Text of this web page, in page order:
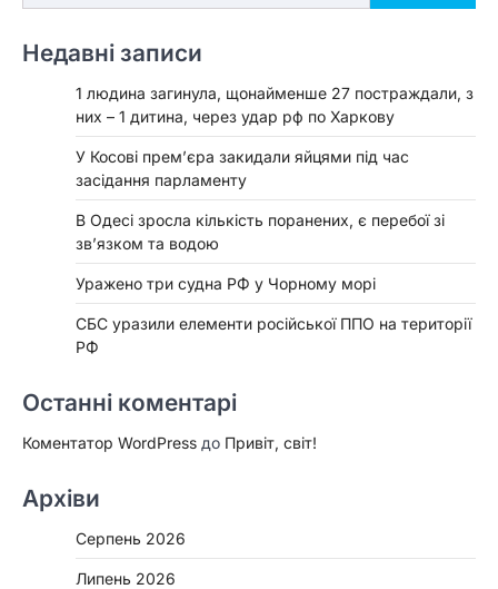
Недавні записи
1 людина загинула, щонайменше 27 постраждали, з
них – 1 дитина, через удар рф по Харкову
У Косові прем’єра закидали яйцями під час
засідання парламенту
В Одесі зросла кількість поранених, є перебої зі
зв’язком та водою
Уражено три судна РФ у Чорному морі
СБС уразили елементи російської ППО на території
РФ
Останні коментарі
Коментатор WordPress до Привіт, світ!
Архіви
Серпень 2026
Липень 2026